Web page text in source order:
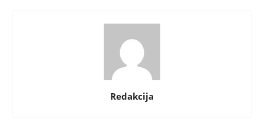
Redakcija